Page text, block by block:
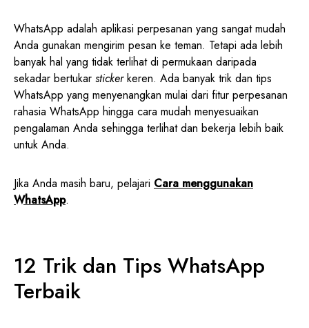
WhatsApp adalah aplikasi perpesanan yang sangat mudah
Anda gunakan mengirim pesan ke teman. Tetapi ada lebih
banyak hal yang tidak terlihat di permukaan daripada
sekadar bertukar stickerkeren. Ada banyak trik dan tips
WhatsApp yang menyenangkan mulai dari fitur perpesanan
rahasia WhatsApp hingga cara mudah menyesuaikan
pengalaman Anda sehingga terlihat dan bekerja lebih baik
untuk Anda.
Jika Anda masih baru, pelajari Cara menggunakan
WhatsApp.
12 Trik dan Tips WhatsApp
Terbaik